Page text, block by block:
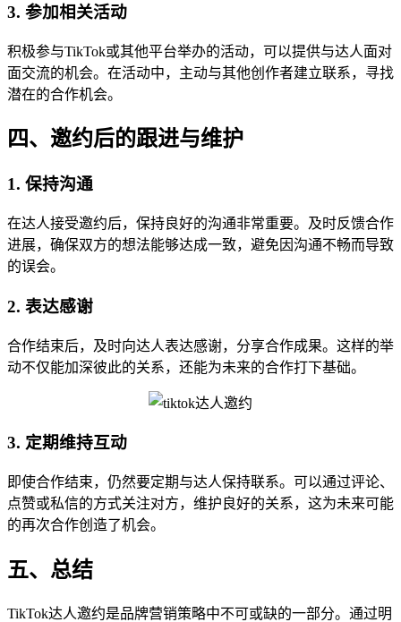
3. 参加相关活动
积极参与TikTok或其他平台举办的活动，可以提供与达人面对
面交流的机会。在活动中，主动与其他创作者建立联系，寻找
潜在的合作机会。
四、邀约后的跟进与维护
1. 保持沟通
在达人接受邀约后，保持良好的沟通非常重要。及时反馈合作
进展，确保双方的想法能够达成一致，避免因沟通不畅而导致
的误会。
2. 表达感谢
合作结束后，及时向达人表达感谢，分享合作成果。这样的举
动不仅能加深彼此的关系，还能为未来的合作打下基础。
3. 定期维持互动
即使合作结束，仍然要定期与达人保持联系。可以通过评论、
点赞或私信的方式关注对方，维护良好的关系，这为未来可能
的再次合作创造了机会。
五、总结
TikTok达人邀约是品牌营销策略中不可或缺的一部分。通过明